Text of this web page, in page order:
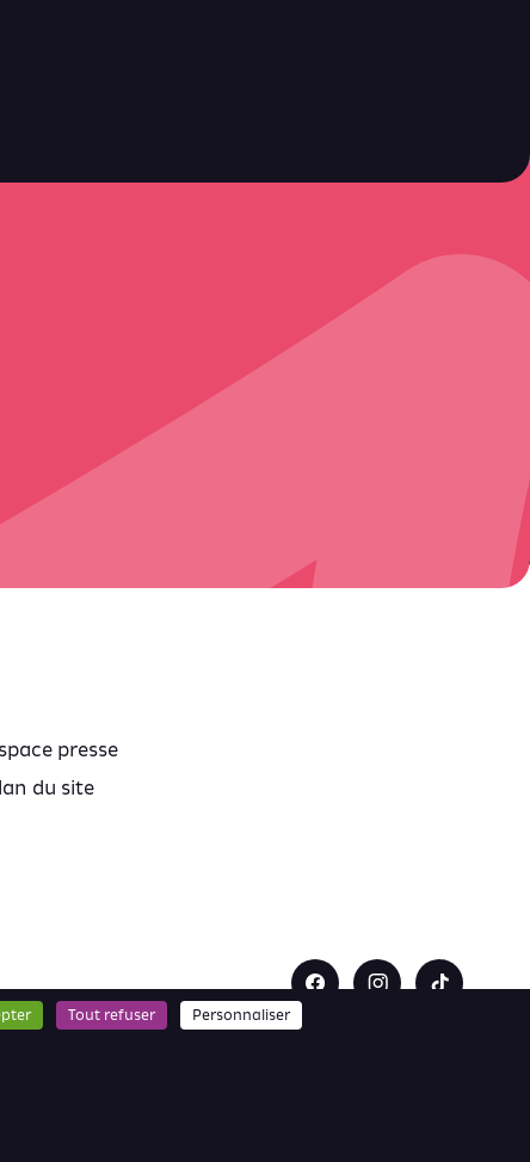
Tout refuser Personnaliser
presse
du site